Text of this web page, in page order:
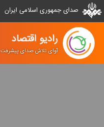
صدای جمهوری اسلامی ایران
رادیو اقتصاد
آوای تلاش صدای پیشرفت